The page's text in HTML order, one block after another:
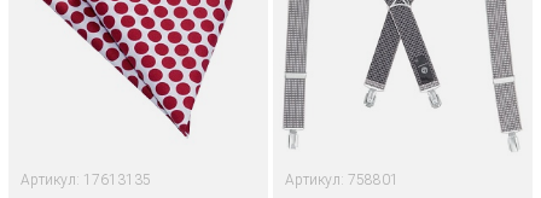
Артикул: 17613135 Артикул: 758801